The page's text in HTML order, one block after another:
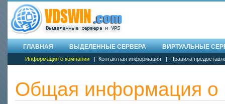
ГЛАВНАЯ ВЫДЕЛЕННЫЕ СЕРВЕРА ВИРТУАЛЬНЫЕ
Информация о компании | Контактная информация | Правила
Общая информация о